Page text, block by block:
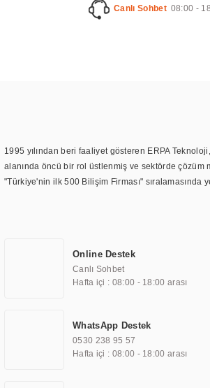
Canlı Sohbet 08:00 -
1995 yılından beri faaliyet gösteren ERPA
alanında öncü bir rol üstlenmiş ve sektörde çözüm
"Türkiye'nin ilk 500 Bilişim Firması" sıralamasında
TOCHI markası altında kendi ürettiği ürünlerde
TOCHI; videowall, digital signage, kiosk, totem,
ekran, asansör ekranı, digital menüboard, marin
ekranları, endüstriyel ekranlar, kapı önü bilgi
endüstriyel Panel PC, mini PC, endüstriyel mini PC
gibi çözümleri 4.5" ile 110” boyutları arasında
Online Destek
Canlı Sohbet
Hafta içi : 08:00 - 18:00 arası
WhatsApp Destek
0530 238 95 57
Hafta içi : 08:00 - 18:00 arası